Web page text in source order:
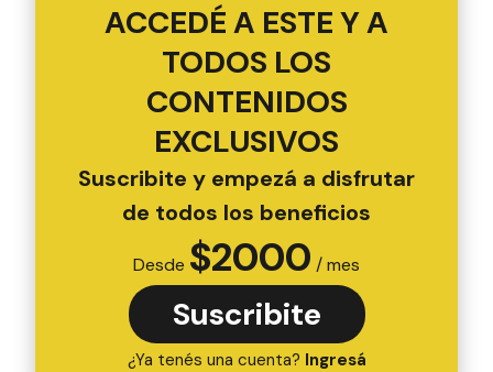
ACCEDÉ A ESTE Y A
TODOS LOS
CONTENIDOS
EXCLUSIVOS
Suscribite y empezá a disfrutar
de todos los beneficios
Desde $2000 / mes
Suscribite
¿Ya tenés una cuenta? Ingresá